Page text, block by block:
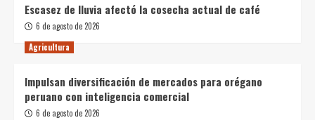
Escasez de lluvia afectó la cosecha actual de café
6 de agosto de 2026
Agricultura
Impulsan diversificación de mercados para orégano
peruano con inteligencia comercial
6 de agosto de 2026